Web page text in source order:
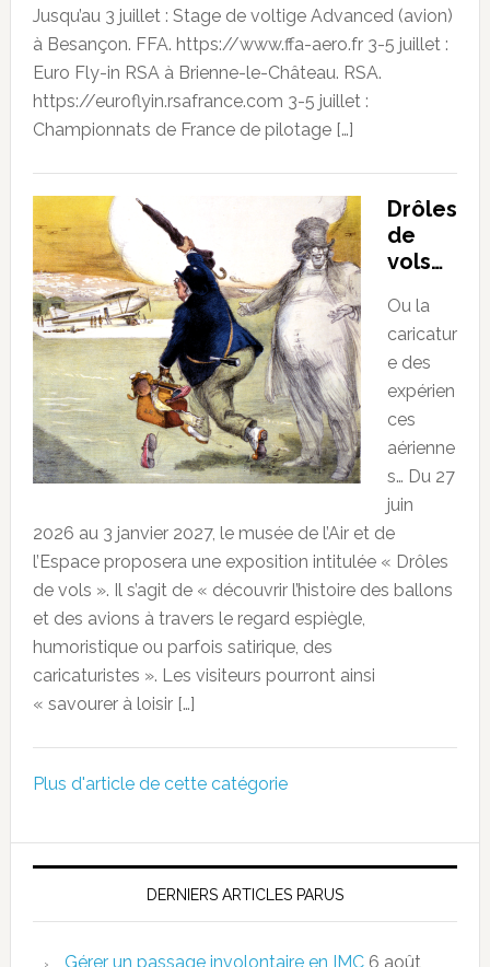
Jusqu’au 3 juillet : Stage de voltige Advanced (avion)
à Besançon. FFA. https://www.ffa-aero.fr 3-5 juillet :
Euro Fly-in RSA à Brienne-le-Château. RSA.
https://euroflyin.rsafrance.com 3-5 juillet :
Championnats de France de pilotage […]
Drôles
de
vols…
Ou la
caricatur
e des
expérien
ces
aérienne
s… Du 27
juin
2026 au 3 janvier 2027, le musée de l’Air et de
l’Espace proposera une exposition intitulée « Drôles
de vols ». Il s’agit de « découvrir l’histoire des ballons
et des avions à travers le regard espiègle,
humoristique ou parfois satirique, des
caricaturistes ». Les visiteurs pourront ainsi
« savourer à loisir […]
Plus d'article de cette catégorie
DERNIERS ARTICLES PARUS
Gérer un passage involontaire en IMC 6 août